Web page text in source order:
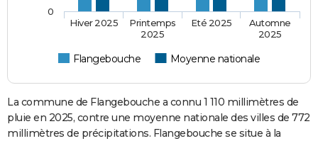
Flangebouche Moyenne nationale
Hiver 2025
Printemps
2025
Eté 2025
Automne
2025
0
La commune de Flangebouche a connu 1 110 millimètres de
pluie en 2025, contre une moyenne nationale des villes de 772
millimètres de précipitations. Flangebouche se situe à la